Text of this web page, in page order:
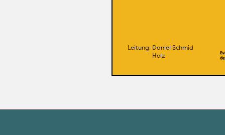
Leitung: Daniel Schmid
Holz